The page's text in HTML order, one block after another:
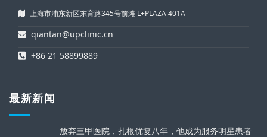
上海市浦东新区东育路345号前滩 L+PLAZA 401A
qiantan@upclinic.cn
+86 21 58899889
最新新闻
放弃三甲医院，扎根优复八年，他成为服务明星患者